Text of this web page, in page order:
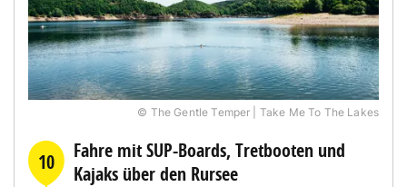
© The Gentle Temper | Take Me To The Lakes
10
Fahre mit SUP-Boards, Tretbooten und
Kajaks über den Rursee